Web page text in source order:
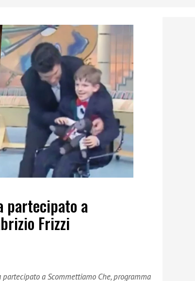
partecipato a
Frizzi
a Scommettiamo Che, programma